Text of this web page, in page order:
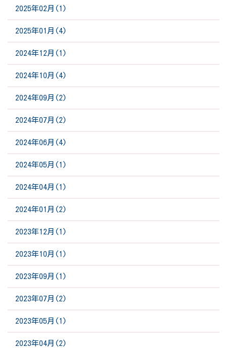
2025年02月(1)
2025年01月(4)
2024年12月(1)
2024年10月(4)
2024年09月(2)
2024年07月(2)
2024年06月(4)
2024年05月(1)
2024年04月(1)
2024年01月(2)
2023年12月(1)
2023年10月(1)
2023年09月(1)
2023年07月(2)
2023年05月(1)
2023年04月(2)